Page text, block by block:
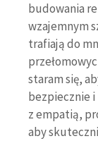
budowania
wzajemnym
trafiają do
staram się,
bezpiecznie
z empatią,
aby